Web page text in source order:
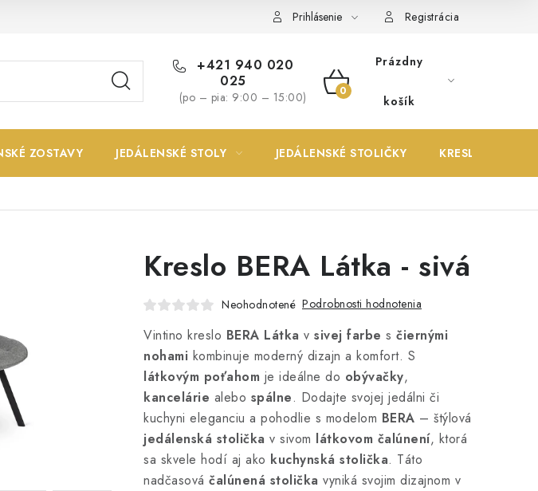
Prihlásenie Registrácia
+421 940 020
025
(po – pia: 9:00 – 15:00)
NÁKUPNÝ
Prázdny
košík
ZOSTAVY JEDÁLENSKÉ STOLY JEDÁLENSKÉ STOLIČKY KRESLÁ
Kreslo BERA Látka - sivá
Neohodnotené Podrobnosti hodnotenia
Vintino kreslo BERA Látka v sivej farbe s čiernými
nohami kombinuje moderný dizajn a komfort. S
látkovým poťahom je ideálne do obývačky,
kancelárie alebo spálne. Dodajte svojej jedálni či
kuchyni eleganciu a pohodlie s modelom BERA – štýlová
jedálenská stolička v sivom látkovom čalúnení, ktorá
sa skvele hodí aj ako kuchynská stolička. Táto
nadčasová čalúnená stolička vyniká svojim dizajnom v